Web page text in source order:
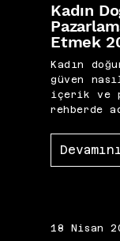
Kadın
Etmek
Kadın
güven
içerik ve
rehberde
18 Nisan